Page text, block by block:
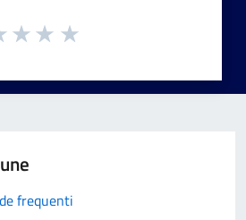
frequenti